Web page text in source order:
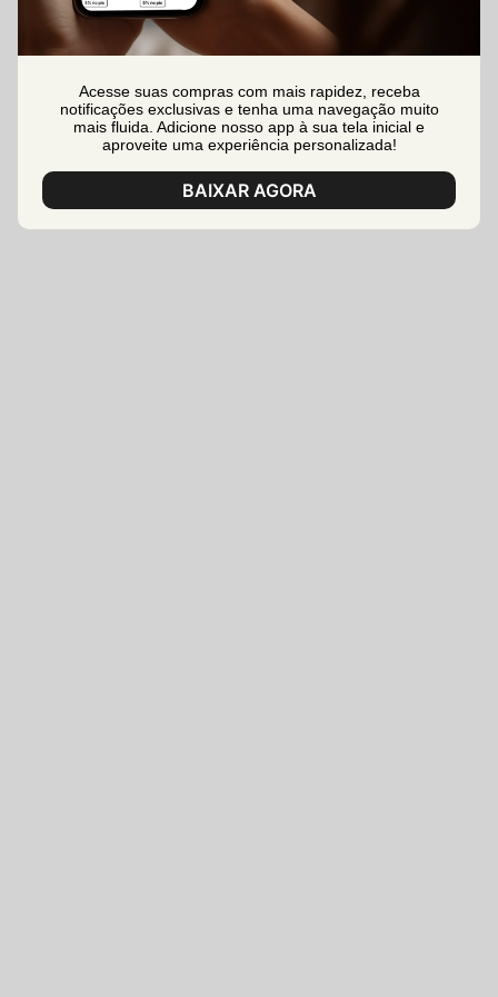
Acesse suas compras com mais rapidez, receba
notificações exclusivas e tenha uma navegação muito
mais fluida. Adicione nosso app à sua tela inicial e
aproveite uma experiência personalizada!
BAIXAR AGORA